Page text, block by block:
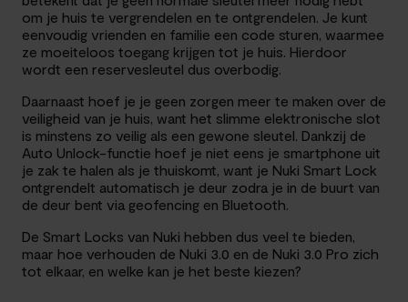
om je huis te vergrendelen en te ontgrendelen. Je kunt
eenvoudig vrienden en familie een code sturen, waarmee
ze moeiteloos toegang krijgen tot je huis. Hierdoor
wordt een reservesleutel dus overbodig.
Daarnaast hoef je je geen zorgen meer te maken over de
veiligheid van je huis, want het slimme elektronische slot
is minstens zo veilig als een gewone sleutel. Dankzij de
Auto Unlock-functie hoef je niet eens je smartphone uit
je zak te halen als je thuiskomt, want je Nuki Smart Lock
ontgrendelt automatisch je deur zodra je in de buurt van
de deur bent via geofencing en Bluetooth.
De Smart Locks van Nuki hebben dus veel te bieden,
maar hoe verhouden de Nuki 3.0 en de Nuki 3.0 Pro zich
tot elkaar, en welke kan je het beste kiezen?